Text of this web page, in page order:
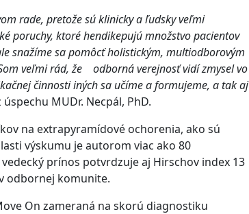
rade, pretože sú klinicky a ľudsky veľmi
poruchy, ktoré hendikepujú množstvo pacientov
snažíme sa pomôcť holistickým, multiodborovým
veľmi rád, že odborná verejnosť vidí zmysel vo
činnosti iných sa učíme a formujeme, a tak aj
MUDr. Necpál, PhD.
na extrapyramídové ochorenia, ako sú
výskumu je autorom viac ako 80
prínos potvrdzuje aj Hirschov index 13
odbornej komunite.
On zameraná na skorú diagnostiku